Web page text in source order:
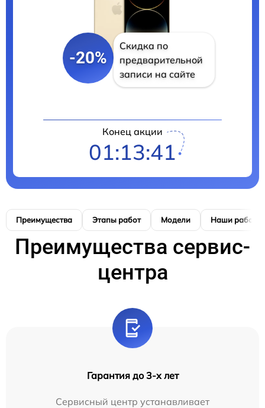
-20%
Скидка по
предварительной
записи на сайте
Конец акции
01:13:41
Преимущества Этапы работ Модели Наши работы
Преимущества сервис-
центра
Гарантия до 3-х лет
Сервисный центр устанавливает